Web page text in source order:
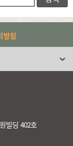
방침
빌딩 402호